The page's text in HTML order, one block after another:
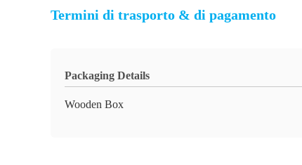
Termini di trasporto & di pagamento
Packaging Details
Wooden Box